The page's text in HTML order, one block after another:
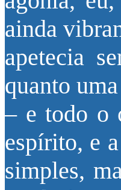
ainda
apetecia
quanto
– e todo o
espírito, e
simples,